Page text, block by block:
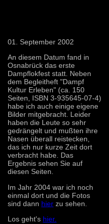
01. September 2002
An diesem Datum fand in
Osnabrück das erste
Dampflokfest statt. Neben
dem Begleitheft "Dampf
Kultur Erleben" (ca. 150
Seiten, ISBN 3-935645-07-4)
habe ich auch einige eigene
Bilder mitgebracht. Leider
haben die Leute so sehr
gedrängelt und mußten ihre
Nasen überall reistecken,
das ich nur kurze Zeit dort
verbracht habe. Das
Ergebnis sehen Sie auf
diesen Seiten.
Im Jahr 2004 war ich noch
einmal dort und die Fotos
sind dann hier zu sehen.
Los geht's hier.